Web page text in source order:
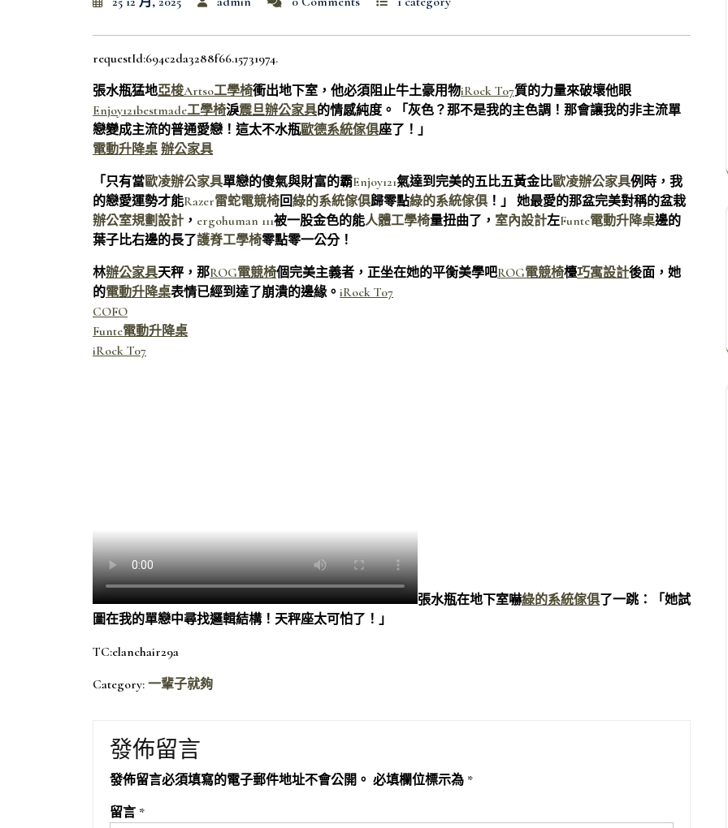
requestId:694c2da3288f66.15731974.
張水瓶猛地亞梭Artso工學椅衝出地下室，他必須阻止牛土豪用物iRock T07質的力量來破壞他眼
Enjoy121bestmade工學椅淚震旦辦公家具的情感純度。「灰色？那不是我的主色調！那會讓我的非主流單
戀變成主流的普通愛戀！這太不水瓶歐德系統傢俱座了！」
電動升降桌 辦公家具
「只有當歐凌辦公家具單戀的傻氣與財富的霸Enjoy121氣達到完美的五比五黃金比歐凌辦公家具例時，我
的戀愛運勢才能Razer雷蛇電競椅回綠的系統傢俱歸零點綠的系統傢俱 ！」 她最愛的那盆完美對稱的盆栽
辦公室規劃設計 ， ergohuman 111被一股金色的能人體工學椅量扭曲了， 室內設計左Funte電動升降桌邊的
葉子比右邊的長了護脊工學椅零點零一公分！
林辦公家具天秤，那ROG電競椅個完美主義者，正坐在她的平衡美學吧ROG電競椅檯巧寓設計後面，她
的電動升降桌表情已經到達了崩潰的邊緣。 iRock T07
COFO
Funte電動升降桌
iRock T07
張水瓶在地下室嚇綠的系統傢俱了一跳：「她試
圖在我的單戀中尋找邏輯結構！天秤座太可怕了！」
TC:elanchair29a
Category: 一輩子就夠
發佈留言
發佈留言必須填寫的電子郵件地址不會公開。 必填欄位標示為 *
留言 *